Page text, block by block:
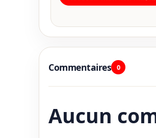
Commentaires 0
Aucun